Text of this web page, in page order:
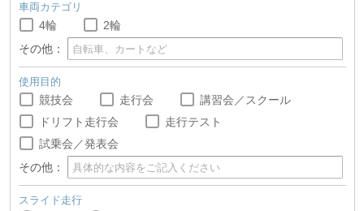
車両カテゴリ
4輪
2輪
その他：
使用目的
競技会 走行会
講習会／スクール
ドリフト走行会
走行テスト
試乗会／発表会
その他：
スライド走行